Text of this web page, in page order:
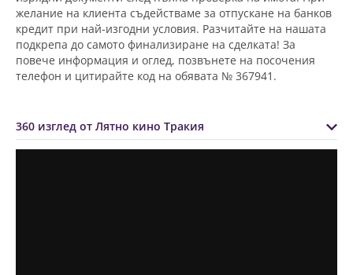
желание на клиента съдействаме за отпускане на банков
кредит при най-изгодни условия. Разчитайте на нашата
подкрепа до самото финализиране на сделката! За
повече информация и оглед, позвънете на посочения
телефон и цитирайте код на обявата № 367941 .
360 изглед от Лятно кино Тракия